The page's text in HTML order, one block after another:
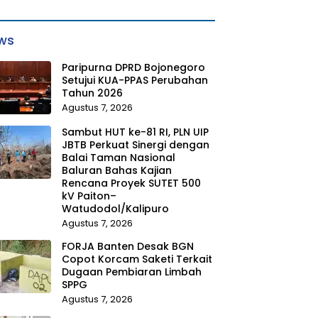
Paripurna DPRD Bojonegoro
Setujui KUA-PPAS Perubahan
Tahun 2026
Agustus 7, 2026
Sambut HUT ke-81 RI, PLN UIP
JBTB Perkuat Sinergi dengan
Balai Taman Nasional
Baluran Bahas Kajian
Rencana Proyek SUTET 500
kV Paiton–
Watudodol/Kalipuro
Agustus 7, 2026
FORJA Banten Desak BGN
Copot Korcam Saketi Terkait
Dugaan Pembiaran Limbah
SPPG
Agustus 7, 2026